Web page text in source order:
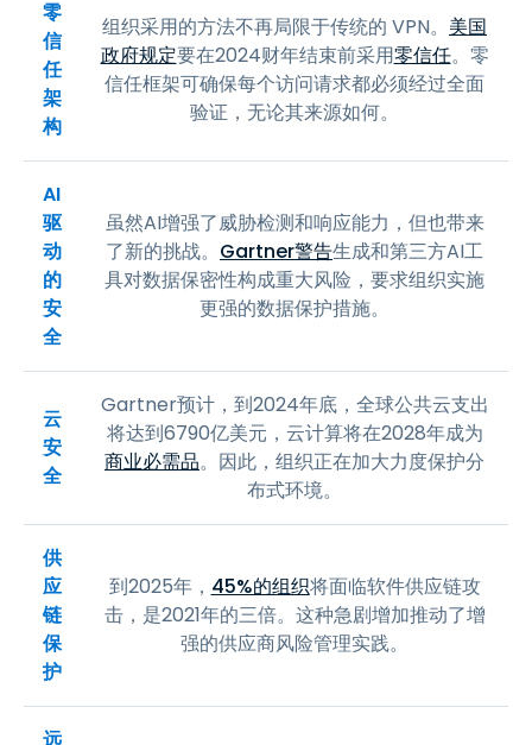
零
信
任
架
构
组织采用的方法不再局限于传统的 VPN。 美国
政府规定要在2024财年结束前采用零信任。零
信任框架可确保每个访问请求都必须经过全面
验证，无论其来源如何。
AI
驱
动
的
安
全
虽然AI增强了威胁检测和响应能力，但也带来
了新的挑战。 Gartner警告生成和第三方AI工
具对数据保密性构成重大风险，要求组织实施
更强的数据保护措施。
云
安
全
Gartner预计，到2024年底，全球公共云支出
将达到6790亿美元，云计算将在2028年成为
商业必需品。因此，组织正在加大力度保护分
布式环境。
供
应
链
保
护
到2025年， 45%的组织将面临软件供应链攻
击，是2021年的三倍。这种急剧增加推动了增
强的供应商风险管理实践。